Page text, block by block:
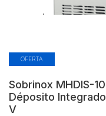
OFERTA
Sobrinox MHDIS-
Déposito
V